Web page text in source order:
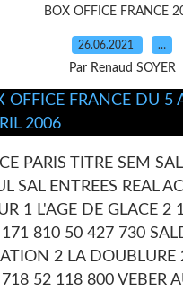
BOX OFFICE FRANCE
26.06.2021 …
Par Renaud SOYER
PARIS TITRE SEM
SAL ENTREES REAL
1 L'AGE DE GLACE 2
810 50 427 730
2 LA DOUBLURE
52 118 800 VEBER